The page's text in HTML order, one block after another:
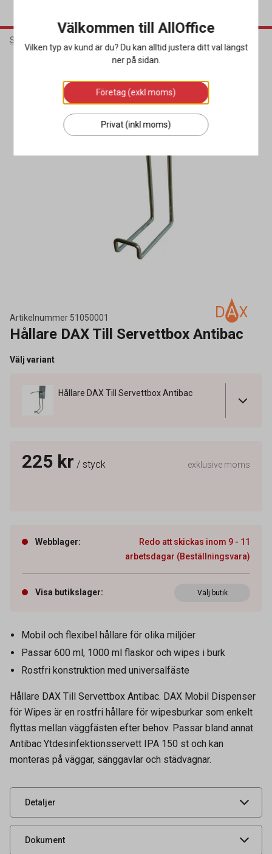
Städ & Hygien
Artikelnummer 51050001
Hållare DAX Till Servettbox Antibac
Välj variant
Hållare DAX Till Servettbox Antibac
225 kr / styck exklusive moms
Webblager:
Redo att skickas inom 9 - 11
arbetsdagar (Beställningsvara)
Visa butikslager: Välj butik
Mobil och flexibel hållare för olika miljöer
Passar 600 ml, 1000 ml flaskor och wipes i burk
Rostfri konstruktion med universalfäste
Hållare DAX Till Servettbox Antibac. DAX Mobil Dispenser
för Wipes är en rostfri hållare för wipesburkar som enkelt
flyttas mellan väggfästen efter behov. Passar bland annat
Antibac Ytdesinfektionsservett IPA 150 st och kan
monteras på väggar, sänggavlar och städvagnar.
Detaljer
Artikelnummer 51050001
Leverantörens
UNSPSC 47131707
Dokument
Produktdatablad
Välkommen till AllOffice
Vilken typ av kund är du? Du kan alltid justera ditt val längst
ner på sidan.
Företag (exkl moms)
Privat (inkl moms)